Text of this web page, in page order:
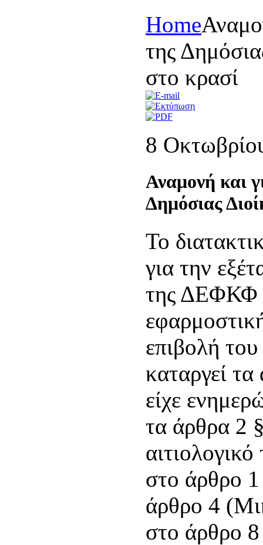
Home
της
στο κρασί
8
Αναμονή και
Δημόσιας
Το
για την
της ΔΕΦΚΦ
επιβολή
καταργεί
είχε
τα άρθρα 2
στο άρθρο
άρθρο 4
στο άρθρο 8